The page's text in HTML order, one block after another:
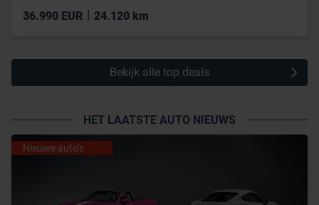
36.990 EUR 24.120 km
Bekijk alle top deals
HET LAATSTE AUTO NIEUWS
Nieuwe auto’s